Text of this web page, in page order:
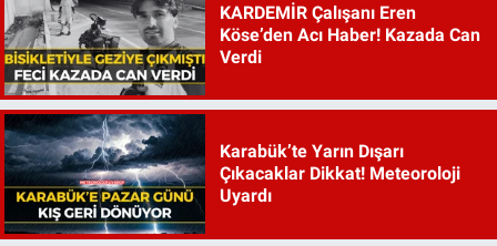
KARDEMİR Çalışanı Eren
Köse’den Acı Haber! Kazada Can
Verdi
Karabük’te Yarın Dışarı
Çıkacaklar Dikkat! Meteoroloji
Uyardı